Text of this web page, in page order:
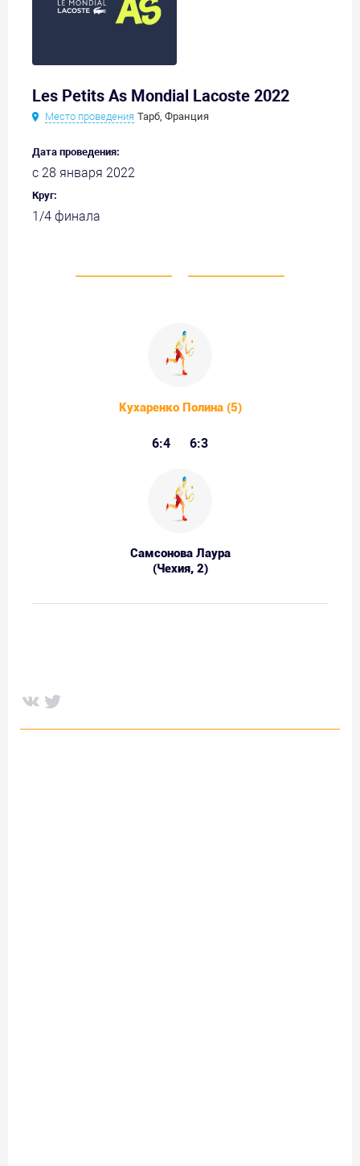
Les Petits As Mondial Lacoste 2022
Место проведения Тарб, Франция
Дата проведения:
с 28 января 2022
Круг:
1/4 финала
Кухаренко Полина (5)
6:4 6:3
Самсонова Лаура
(Чехия, 2)